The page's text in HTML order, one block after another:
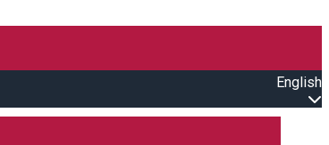
English